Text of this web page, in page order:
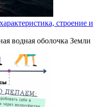
строение и
водная оболочка Земли